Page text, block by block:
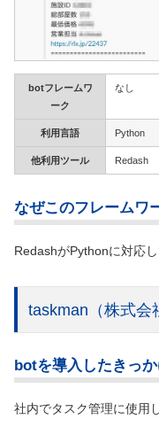
botフレームワ
ーク
なし
利用言語 Python
他利用ツール Redash
なぜこのフレームワ
RedashがPythonに対応し
taskman （株式会
botを導入したきっ
社内でタスク管理に使用